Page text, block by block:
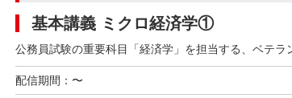
基本講義 ミクロ経済学①
公務員試験の重要科目「経済学」を担当する、ベテラ
配信期間：〜